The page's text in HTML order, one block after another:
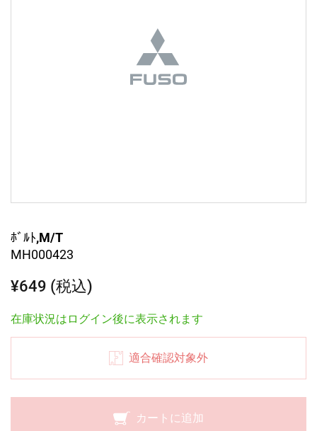
ﾎﾞﾙﾄ,M/T
MH000423
¥649 (税込)
在庫状況はログイン後に表示されます
適合確認対象外
カートに追加